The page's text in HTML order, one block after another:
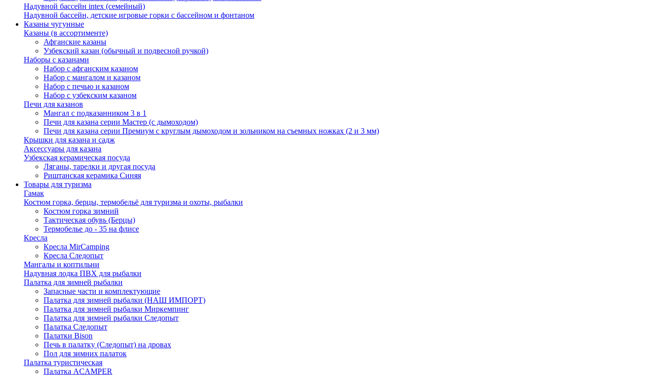
Надувной бассейн intex (семейный)
Надувной бассейн, детские игровые горки с бассейном и фонтаном
Казаны чугунные
Казаны (в ассортименте)
Афганские казаны
Узбекский казан (обычный и подвесной ручкой)
Наборы с казанами
Набор с афганским казаном
Набор с мангалом и казаном
Набор с печью и казаном
Набор с узбекским казаном
Печи для казанов
Мангал с подказанником 3 в 1
Печи для казана серии Мастер (с дымоходом)
Печи для казана серии Премиум с круглым дымоходом и зольником на съемных ножках (2 и 3 мм)
Крышки для казана и садж
Аксессуары для казана
Узбекская керамическая посуда
Ляганы, тарелки и другая посуда
Риштанская керамика Синяя
Товары для туризма
Гамак
Костюм горка, берцы, термобельё для туризма и охоты, рыбалки
Костюм горка зимний
Тактическая обувь (Берцы)
Термобелье до - 35 на флисе
Кресла
Кресла MirCamping
Кресла Следопыт
Мангалы и коптильни
Надувная лодка ПВХ для рыбалки
Палатка для зимней рыбалки
Запасные части и комплектующие
Палатка для зимней рыбалки (НАШ ИМПОРТ)
Палатка для зимней рыбалки Миркемпинг
Палатка для зимней рыбалки Следопыт
Палатка Следопыт
Палатки Bison
Печь в палатку (Следопыт) на дровах
Пол для зимних палаток
Палатка туристическая
Палатка ACAMPER